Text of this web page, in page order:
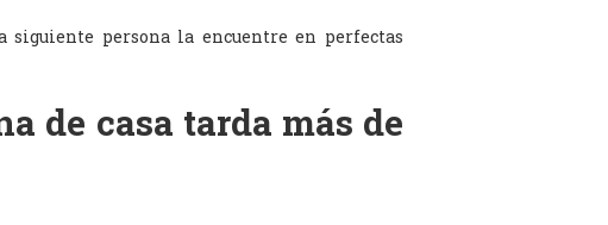
siguiente persona la encuentre en perfectas
de casa tarda más de